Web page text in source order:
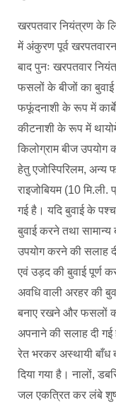
खरपतवार नियंत्रण के
में अंकुरण पूर्व
बाद पुनः खरपतवार
फसलों के बीजों का बुवाई
फफूंदनाशी के रूप में
कीटनाशी के रूप में
किलोग्राम बीज उपयोग
हेतु एजोस्पिरिलम, अन्य
राइजोबियम (10
गई है। यदि बुवाई के
बुवाई करने तथा
उपयोग करने की सलाह
एवं उड़द की बुवाई पूर्ण
अवधि वाली अरहर की
बनाए रखने और फसलों
अपनाने की सलाह दी गई
रेत भरकर अस्थायी बाँध
दिया गया है। नालों,
जल एकत्रित कर लंबे